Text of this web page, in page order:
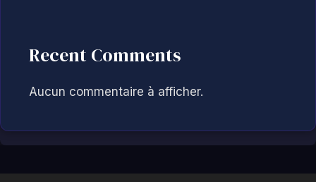
Recent Comments
Aucun commentaire à afficher.